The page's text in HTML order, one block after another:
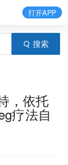
搜索
打开APP
，依托
疗法自